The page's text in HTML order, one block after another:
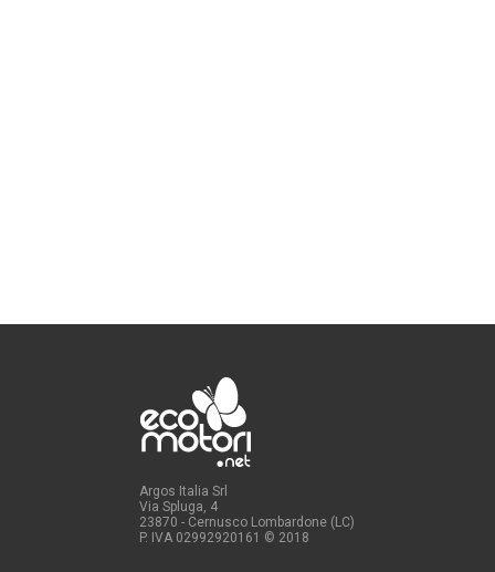
Argos Italia Srl
Via Spluga, 4
23870 - Cernusco Lombardone (LC)
P. IVA 02992920161 © 2018